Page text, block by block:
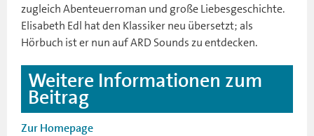
zugleich Abenteuerroman und große Liebesgeschichte.
Elisabeth Edl hat den Klassiker neu übersetzt; als
Hörbuch ist er nun auf ARD Sounds zu entdecken.
Weitere Informationen zum
Beitrag
Zur Homepage